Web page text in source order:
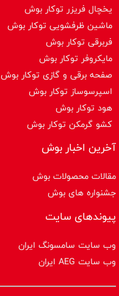
یخچال فریزر توکار بوش
ماشین ظرفشویی توکار بوش
فربرقی توکار بوش
مایکروفر توکار بوش
صفحه برقی و گازی توکار بوش
اسپرسوساز توكار بوش
هود توکار بوش
کشو گرمکن توکار بوش
آخرین اخبار بوش
مقالات محصولات بوش
جشنواره های بوش
پیوندهای سایت
وب سایت سامسونگ ایران
وب سایت AEG ایران